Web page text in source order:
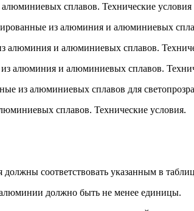
сплавов. Технические условия
из алюминия и алюминиевых
алюминия и алюминиевых сплавов.
алюминия и алюминиевых сплавов.
из алюминиевых сплавов для
сплавов. Технические условия.
соответствовать указанным в
должно быть не менее единицы.